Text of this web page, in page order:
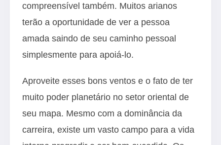
compreensível também. Muitos arianos
terão a oportunidade de ver a pessoa
amada saindo de seu caminho pessoal
simplesmente para apoiá-lo.
Aproveite esses bons ventos e o fato de ter
muito poder planetário no setor oriental de
seu mapa. Mesmo com a dominância da
carreira, existe um vasto campo para a vida